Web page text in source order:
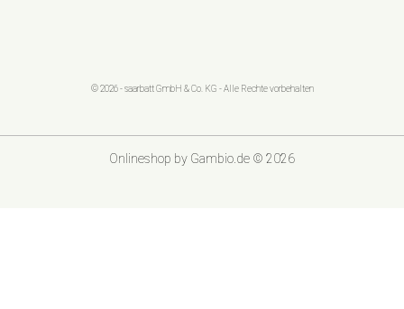
© 2026 - saarbatt GmbH & Co. KG - Alle Rechte vorbehalten
Onlineshop by Gambio.de © 2026